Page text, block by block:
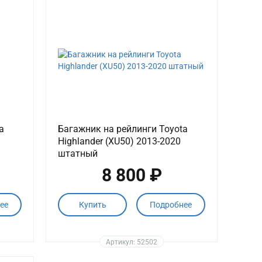
Багажник на рейлинги Toyota
Highlander (XU50) 2013-2020
штатный
8 800 ₽
Купить Подробнее
Артикул: 52502